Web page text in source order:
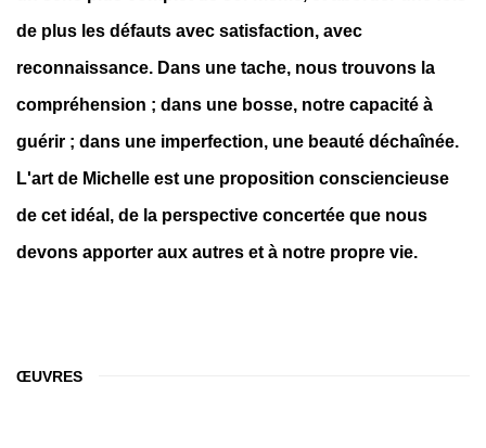
de plus les défauts avec satisfaction, avec
reconnaissance. Dans une tache, nous trouvons la
compréhension ; dans une bosse, notre capacité à
guérir ; dans une imperfection, une beauté déchaînée.
L'art de Michelle est une proposition consciencieuse
de cet idéal, de la perspective concertée que nous
devons apporter aux autres et à notre propre vie.
ŒUVRES